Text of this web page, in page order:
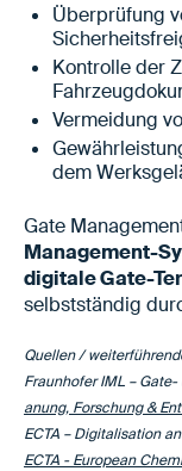
Überprüfung
Kontrolle der
Vermeidung
dem
Gate
Management-
digitale Gate-
selbstständig
Quellen /
Fraunhofer IML –
anung, Forschung &
ECTA – Digitalisation
ECTA - European